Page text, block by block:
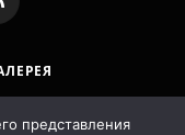
представления